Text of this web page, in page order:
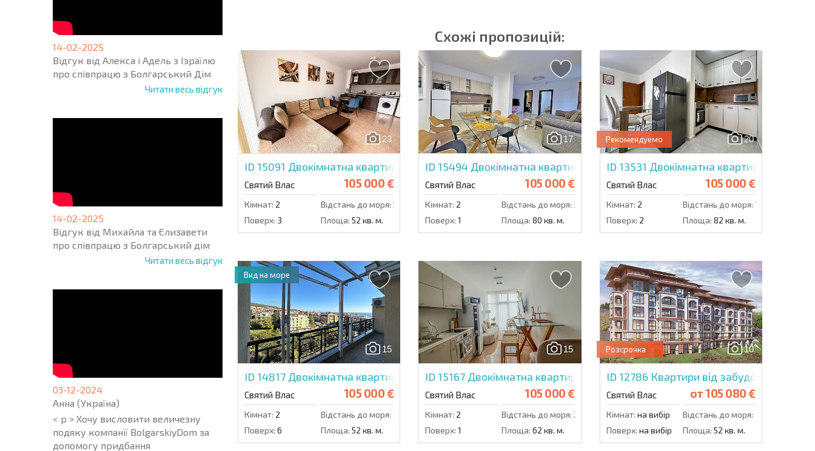
14-02-2025
Відгук від Алекса і Адель з Ізраїлю
про співпрацю з Болгарський Дім
Читати весь відгук
14-02-2025
Відгук від Михайла та Єлизавети
про співпрацю з Болгарський дім
Читати весь відгук
03-12-2024
Анна (Україна)
< p > Хочу висловити величезну
подяку компанії BolgarskiyDom за
допомогу придбання
* Поля обов'язкові для заповнення
Підписатися на розсилку | Натискаючи кнопку, ви дозволяєте
використання своїх даних.
Надіслати повідомлення
Схожі пропозицій:
23
ID 15091 Двокімнатна квартира в Арена 1
Святий Влас 105 000 €
Кімнат: 2 Відстань до моря: 50 м.
Поверх: 3 Площа: 52 кв. м.
17
ID 15494 Двокімнатна квартира в Олімп
Святий Влас 105 000 €
Кімнат: 2 Відстань до моря: 300 м.
Поверх: 1 Площа: 80 кв. м.
20
Рекомендуемо
ID 13531 Двокімнатна квартира в Шато
Святий Влас 105 000 €
Кімнат: 2 Відстань до моря: 100 м.
Поверх: 2 Площа: 82 кв. м.
15
ID 14817 Двокімнатна квартира в Веселка 2
Святий Влас 105 000 €
Кімнат: 2 Відстань до моря: 400 м.
Поверх: 6 Площа: 52 кв. м.
Вид на море
15
ID 15167 Двокімнатна квартира в Адмірал
Святий Влас 105 000 €
Кімнат: 2 Відстань до моря: 200 м.
Поверх: 1 Площа: 62 кв. м.
10
Розсрочка
ID 12786 Квартири від забудовника в
Святий Влас от105 080 €
Кімнат: на вибір Відстань до моря:
Поверх: на вибір Площа: 52 кв. м.